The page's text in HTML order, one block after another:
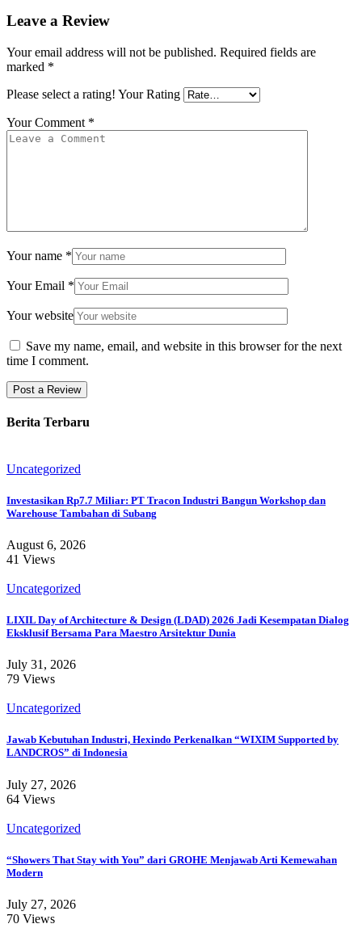
Leave a Review
Your email address will not be published. Required fields are
marked *
Please select a rating! Your Rating
Your Comment *
Your name *
Your Email *
Your website
Save my name, email, and website in this browser for the next
time I comment.
Berita Terbaru
Uncategorized
Investasikan Rp7.7 Miliar: PT Tracon Industri Bangun Workshop dan
Warehouse Tambahan di Subang
August 6, 2026
41 Views
Uncategorized
LIXIL Day of Architecture & Design (LDAD) 2026 Jadi Kesempatan Dialog
Eksklusif Bersama Para Maestro Arsitektur Dunia
July 31, 2026
79 Views
Uncategorized
Jawab Kebutuhan Industri, Hexindo Perkenalkan “WIXIM Supported by
LANDCROS” di Indonesia
July 27, 2026
64 Views
Uncategorized
“Showers That Stay with You” dari GROHE Menjawab Arti Kemewahan
Modern
July 27, 2026
70 Views